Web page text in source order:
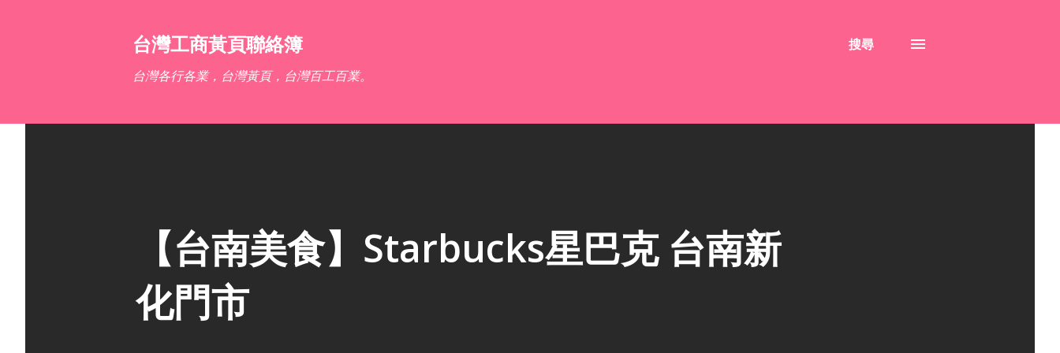
台灣工商黃頁聯絡簿
台灣各行各業，台灣黃頁，台灣百工百業。
搜尋
【台南美食】Starbucks星巴克 台南新
化門市